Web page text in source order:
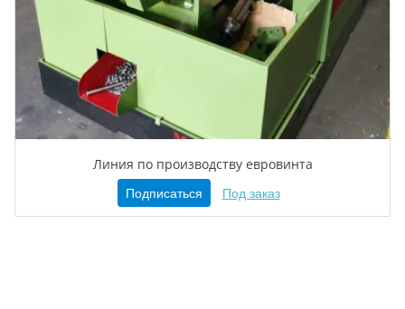
Линия по производству евровинта
Подписаться Под заказ